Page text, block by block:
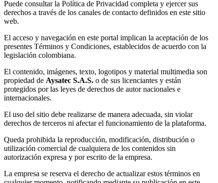
Puede consultar la Política de Privacidad completa y ejercer sus
derechos a través de los canales de contacto definidos en este sitio
web.
El acceso y navegación en este portal implican la aceptación de los
presentes Términos y Condiciones, establecidos de acuerdo con la
legislación colombiana.
El contenido, imágenes, texto, logotipos y material multimedia son
propiedad de Aysatec S.A.S. o de sus licenciantes y están
protegidos por las leyes de derechos de autor nacionales e
internacionales.
El uso del sitio debe realizarse de manera adecuada, sin violar
derechos de terceros ni afectar el funcionamiento de la plataforma.
Queda prohibida la reproducción, modificación, distribución o
utilización comercial de cualquiera de los contenidos sin
autorización expresa y por escrito de la empresa.
La empresa se reserva el derecho de actualizar estos términos en